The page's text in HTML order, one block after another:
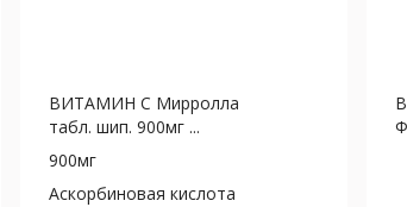
ВИТАМИН С Мирролла
табл. шип. 900мг ...
900мг
Аскорбиновая кислота